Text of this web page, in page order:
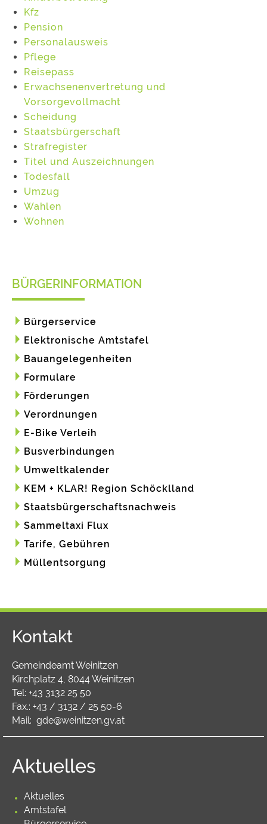
Kfz
Pension
Personalausweis
Pflege
Reisepass
Erwachsenenvertretung und
Vorsorgevollmacht
Scheidung
Staatsbürgerschaft
Strafregister
Titel und Auszeichnungen
Todesfall
Umzug
Wahlen
Wohnen
BÜRGERINFORMATION
Bürgerservice
Elektronische Amtstafel
Bauangelegenheiten
Formulare
Förderungen
Verordnungen
E-Bike Verleih
Busverbindungen
Umweltkalender
KEM + KLAR! Region Schöcklland
Staatsbürgerschaftsnachweis
Sammeltaxi Flux
Tarife, Gebühren
Müllentsorgung
Kontakt
Gemeindeamt Weinitzen
Kirchplatz 4, 8044 Weinitzen
Tel: +43 3132 25 50
Fax.: +43 / 3132 / 25 50-6
Mail: gde@weinitzen.gv.at
Aktuelles
Aktuelles
Amtstafel